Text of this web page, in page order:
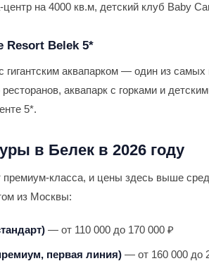
на 4000 кв.м, детский клуб Baby
Resort Belek 5*
гигантским аквапарком — один из
аквапарк с горками и
5*.
в Белек в 2026 году
класса, и цены здесь выше
из Москвы:
— от 110 000 до 170 000 ₽
первая линия) — от 160 000 до